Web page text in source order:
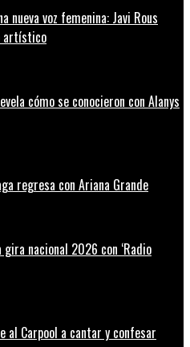
nueva voz femenina: Javi Rous
artístico
cómo se conocieron con Alanys
regresa con Ariana Grande
nacional 2026 con ‘Radio
al Carpool a cantar y confesar